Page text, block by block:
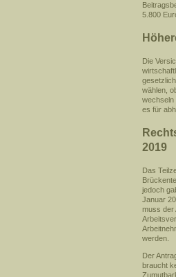
5.800
Die
wählen,
wechseln
es für
2019
Das
jedoch
Januar
muss der
werden.
Der
braucht